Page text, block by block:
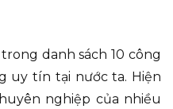
danh sách 10 công
uy tín tại nước ta. Hiện
nghiệp của nhiều